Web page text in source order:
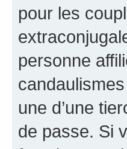
pour les
personne
une d’une
de passe. Si